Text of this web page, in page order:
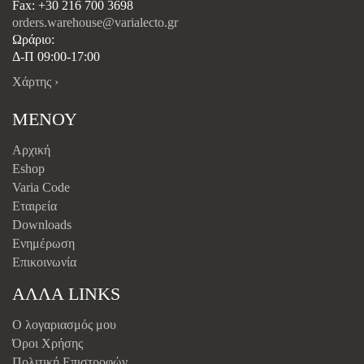
Fax: +30 216 700 3698
orders.warehouse@varialecto.gr
Ωράριο:
Δ-Π 09:00-17:00
Χάρτης ›
ΜΕΝΟΥ
Αρχική
Eshop
Varia Code
Εταιρεία
Downloads
Ενημέρωση
Επικοινωνία
ΑΛΛΑ LINKS
Ο λογαριασμός μου
Όροι Χρήσης